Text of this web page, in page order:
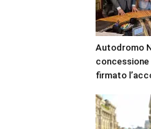
Autodromo
concessione
firmato